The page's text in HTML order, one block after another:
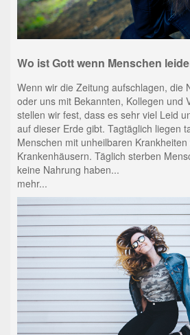
Wo ist Gott wenn Menschen
Wenn wir die Zeitung aufschlagen, die
oder uns mit Bekannten, Kollegen und
stellen wir fest, dass es sehr viel Leid
auf dieser Erde gibt. Tagtäglich liegen
Menschen mit unheilbaren Krankheiten
Krankenhäusern. Täglich sterben
keine Nahrung haben...
mehr...